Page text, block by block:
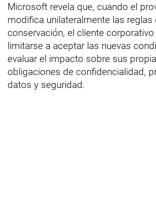
Microsoft revela que, cuando el
modifica unilateralmente las reglas
conservación, el cliente
limitarse a aceptar las nuevas
evaluar el impacto sobre sus
obligaciones de confidencialidad,
datos y seguridad.